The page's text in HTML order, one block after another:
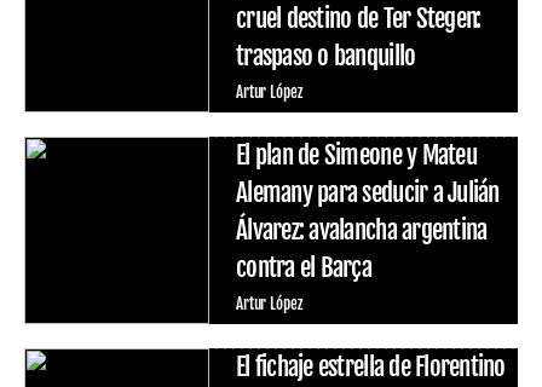
cruel destino de Ter Stegen:
traspaso o banquillo
Artur López
El plan de Simeone y Mateu
Alemany para seducir a Julián
Álvarez: avalancha argentina
contra el Barça
Artur López
El fichaje estrella de Florentino